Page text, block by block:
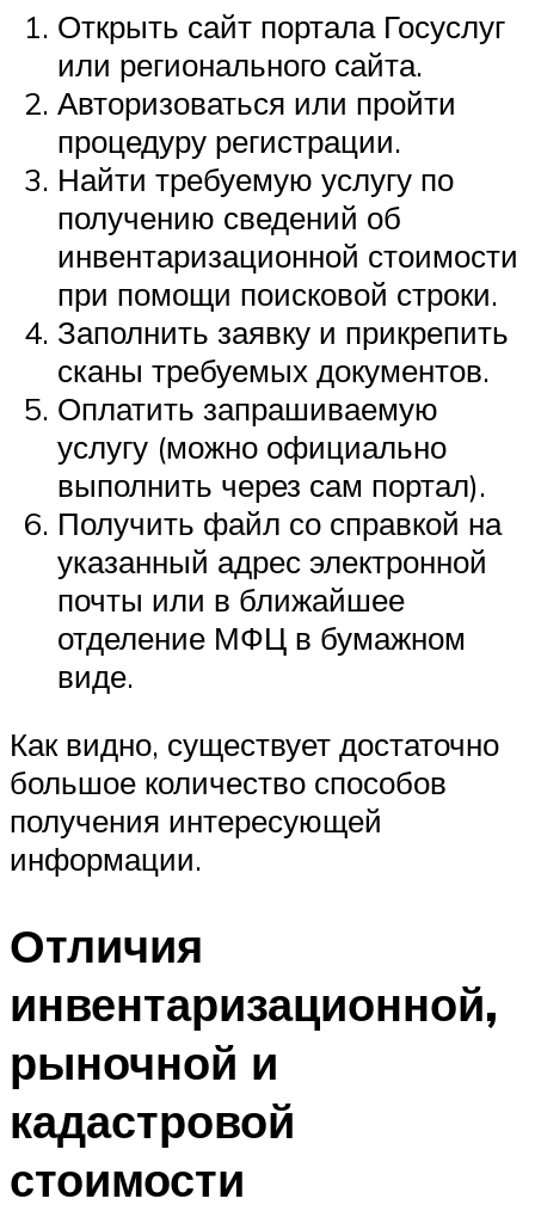
Открыть сайт портала Госуслуг
или регионального сайта.
Авторизоваться или пройти
процедуру регистрации.
Найти требуемую услугу по
получению сведений об
инвентаризационной стоимости
при помощи поисковой строки.
Заполнить заявку и прикрепить
сканы требуемых документов.
Оплатить запрашиваемую
услугу (можно официально
выполнить через сам портал).
Получить файл со справкой на
указанный адрес электронной
почты или в ближайшее
отделение МФЦ в бумажном
виде.
Как видно, существует достаточно
большое количество способов
получения интересующей
информации.
Отличия
инвентаризационной,
рыночной и
кадастровой
стоимости